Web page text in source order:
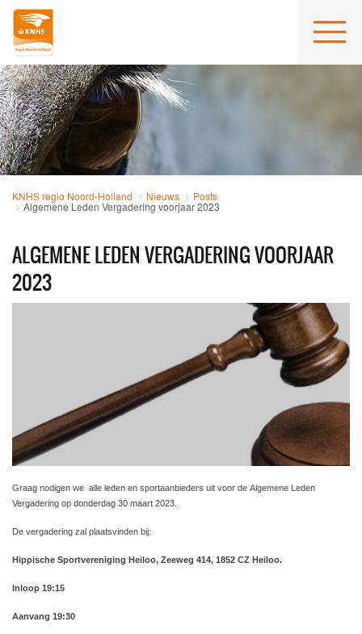
KNHS regio Noord-Holland Nieuws Posts
Algemene Leden Vergadering voorjaar 2023
ALGEMENE LEDEN VERGADERING VOORJAAR
2023
Graag nodigen we alle leden en sportaanbieders uit voor de Algemene Leden
Vergadering op donderdag 30 maart 2023.
De vergadering zal plaatsvinden bij:
Hippische Sportvereniging Heiloo, Zeeweg 414, 1852 CZ Heiloo.
Inloop 19:15
Aanvang 19:30